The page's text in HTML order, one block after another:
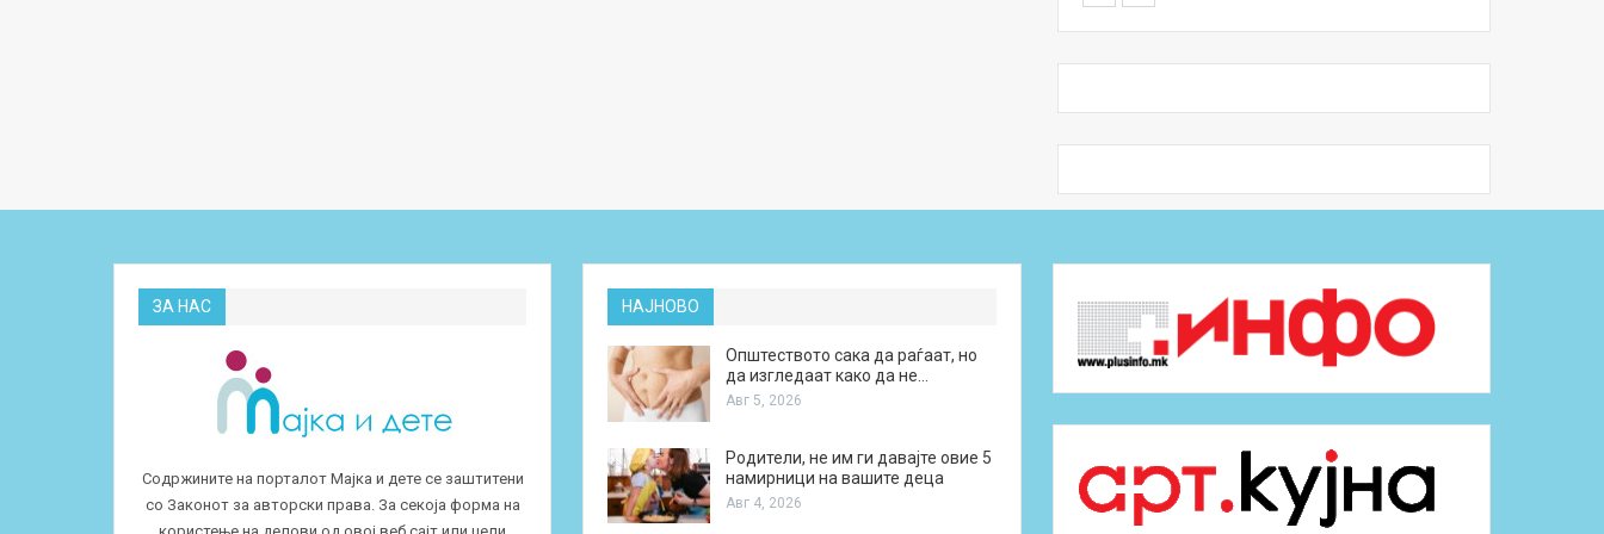
ЗА НАС
Содржините на порталот Мајка и дете се заштитени
со Законот за авторски права. За секоја форма на
НАЈНОВО
Општеството сака да раѓаат, но
да изгледаат како да не…
Авг 5, 2026
Родители, не им ги давајте овие 5
намирници на вашите деца
Авг 4, 2026